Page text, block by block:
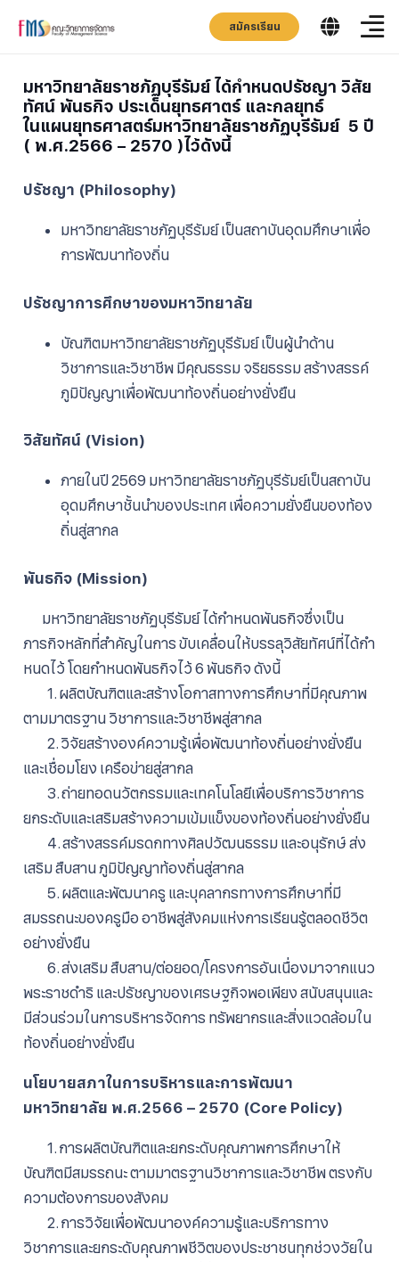
สมัครเรียน
มหาวิทยาลัยราชภัฏบุรีรัมย์ ได้กำหนดปรัชญา วิสัย
ทัศน์ พันธกิจ ประเด็นยุทธศาตร์ และกลยุทธ์
ในแผนยุทธศาสตร์มหาวิทยาลัยราชภัฏบุรีรัมย์ 5 ปี
( พ.ศ.2566 – 2570 )ไว้ดังนี้
ปรัชญา (Philosophy)
มหาวิทยาลัยราชภัฏบุรีรัมย์ เป็นสถาบันอุดมศึกษาเพื่อ
การพัฒนาท้องถิ่น
ปรัชญาการศึกษาของมหาวิทยาลัย
บัณฑิตมหาวิทยาลัยราชภัฏบุรีรัมย์ เป็นผู้นำด้าน
วิชาการและวิชาชีพ มีคุณธรรม จริยธรรม สร้างสรรค์
ภูมิปัญญาเพื่อพัฒนาท้องถิ่นอย่างยั่งยืน
วิสัยทัศน์ (Vision)
ภายในปี 2569 มหาวิทยาลัยราชภัฏบุรีรัมย์เป็นสถาบัน
อุดมศึกษาชั้นนำของประเทศ เพื่อความยั่งยืนของท้อง
ถิ่นสู่สากล
พันธกิจ (Mission)
มหาวิทยาลัยราชภัฏบุรีรัมย์ ได้กําหนดพันธกิจซึ่งเป็น
ภารกิจหลักที่สําคัญในการ ขับเคลื่อนให้บรรลุวิสัยทัศน์ที่ได้กํา
หนดไว้ โดยกําหนดพันธกิจไว้ 6 พันธกิจ ดังนี้
1. ผลิตบัณฑิตและสร้างโอกาสทางการศึกษาที่มีคุณภาพ
ตามมาตรฐาน วิชาการและวิชาชีพสู่สากล
2. วิจัยสร้างองค์ความรู้เพื่อพัฒนาท้องถิ่นอย่างยั่งยืน
และเชื่อมโยง เครือข่ายสู่สากล
3. ถ่ายทอดนวัตกรรมและเทคโนโลยีเพื่อบริการวิชาการ
ยกระดับและเสริมสร้างความเข้มแข็งของท้องถิ่นอย่างยั่งยืน
4. สร้างสรรค์มรดกทางศิลปวัฒนธรรม และอนุรักษ์ ส่ง
เสริม สืบสาน ภูมิปัญญาท้องถิ่นสู่สากล
5. ผลิตและพัฒนาครู และบุคลากรทางการศึกษาที่มี
สมรรถนะของครูมือ อาชีพสู่สังคมแห่งการเรียนรู้ตลอดชีวิต
อย่างยั่งยืน
6. ส่งเสริม สืบสาน/ต่อยอด/โครงการอันเนื่องมาจากแนว
พระราชดําริ และปรัชญาของเศรษฐกิจพอเพียง สนับสนุนและ
มีส่วนร่วมในการบริหารจัดการ ทรัพยากรและสิ่งแวดล้อมใน
ท้องถิ่นอย่างยั่งยืน
นโยบายสภาในการบริหารและการพัฒนา
มหาวิทยาลัย พ.ศ.2566 – 2570 (Core Policy)
1. การผลิตบัณฑิตและยกระดับคุณภาพการศึกษาให้
บัณฑิตมีสมรรถนะ ตามมาตรฐานวิชาการและวิชาชีพ ตรงกับ
ความต้องการของสังคม
2. การวิจัยเพื่อพัฒนาองค์ความรู้และบริการทาง
วิชาการและยกระดับคุณภาพชีวิตของประชาชนทุกช่วงวัยใน